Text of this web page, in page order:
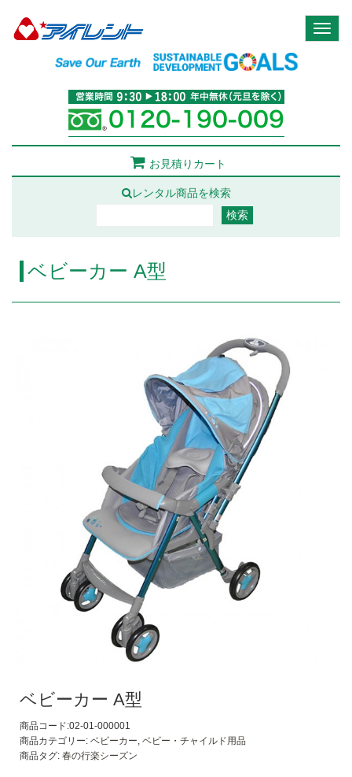
お見積りカート
レンタル商品を検索
ベビーカー A型
ベビーカー A型
商品コード:02-01-000001
商品カテゴリー: ベビーカー ベビー・チャイルド用品
商品タグ: 春の行楽シーズン